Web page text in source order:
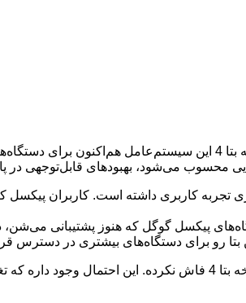
:گوگل گام دیگری به سوی عرضه رسمی اندروید 16 برداشت! نسخه
محسوب می‌شود، بهبودهای قابل‌توجهی در
قبلی و بهینه‌سازی تجربه کاربری داشته است.
بود، به‌روزرسانی اندروید 16 بتا 4 حالا برای تمام دستگاه‌های
گوگل در پست وبلاگ توسعه‌دهندگان خودش هیچ جزئیاتی در مورد ویژگی‌های